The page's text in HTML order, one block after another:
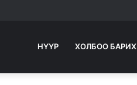
НҮҮР ХОЛБОО БАРИХ